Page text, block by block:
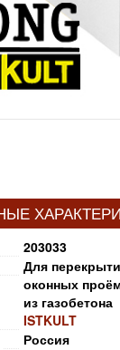
203033
Для
оконных
из газобетона
ISTKULT
Россия